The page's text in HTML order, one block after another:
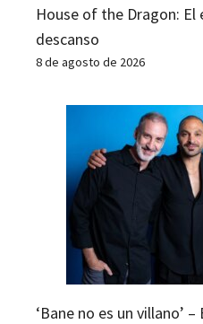
House of the Dragon:
descanso
8 de agosto de 2026
‘Bane no es un villano’